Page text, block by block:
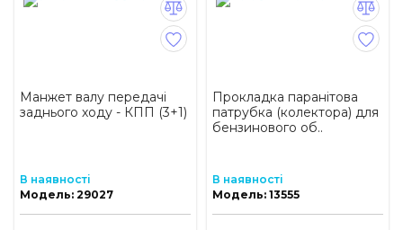
Манжет валу передачі
заднього ходу - КПП (3+1)
В наявності
Модель: 29027
Прокладка паранітова
патрубка (колектора) для
бензинового об..
В наявності
Модель: 13555